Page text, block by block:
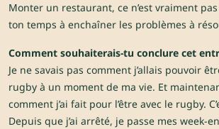
Monter un restaurant, ce n’est vraiment
ton temps à enchaîner les problèmes à
Comment souhaiterais-tu conclure cet
Je ne savais pas comment j’allais pouvoir
rugby à un moment de ma vie. Et
comment j’ai fait pour l’être avec le rugby.
Depuis que j’ai arrêté, je passe mes week-